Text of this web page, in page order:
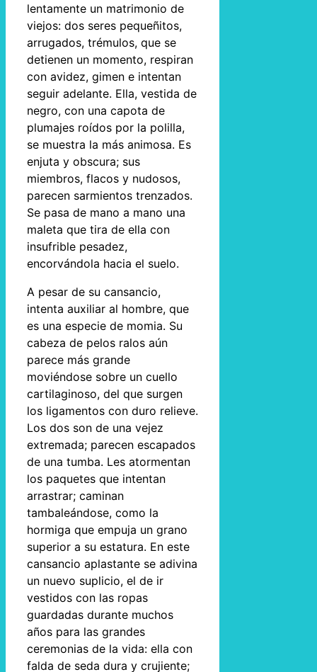
lentamente un matrimonio de
viejos: dos seres pequeñitos,
arrugados, trémulos, que se
detienen un momento, respiran
con avidez, gimen e intentan
seguir adelante. Ella, vestida de
negro, con una capota de
plumajes roídos por la polilla,
se muestra la más animosa. Es
enjuta y obscura; sus
miembros, flacos y nudosos,
parecen sarmientos trenzados.
Se pasa de mano a mano una
maleta que tira de ella con
insufrible pesadez,
encorvándola hacia el suelo.
A pesar de su cansancio,
intenta auxiliar al hombre, que
es una especie de momia. Su
cabeza de pelos ralos aún
parece más grande
moviéndose sobre un cuello
cartilaginoso, del que surgen
los ligamentos con duro relieve.
Los dos son de una vejez
extremada; parecen escapados
de una tumba. Les atormentan
los paquetes que intentan
arrastrar; caminan
tambaleándose, como la
hormiga que empuja un grano
superior a su estatura. En este
cansancio aplastante se adivina
un nuevo suplicio, el de ir
vestidos con las ropas
guardadas durante muchos
años para las grandes
ceremonias de la vida: ella con
falda de seda dura y crujiente;